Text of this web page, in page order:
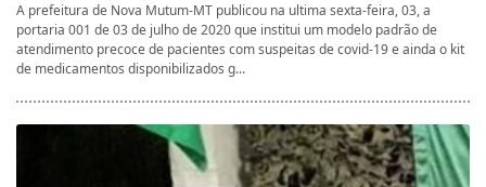
A prefeitura de Nova Mutum-MT publicou na ultima sexta-feira, 03, a
portaria 001 de 03 de julho de 2020 que institui um modelo padrão de
atendimento precoce de pacientes com suspeitas de covid-19 e ainda o kit
de medicamentos disponibilizados g...